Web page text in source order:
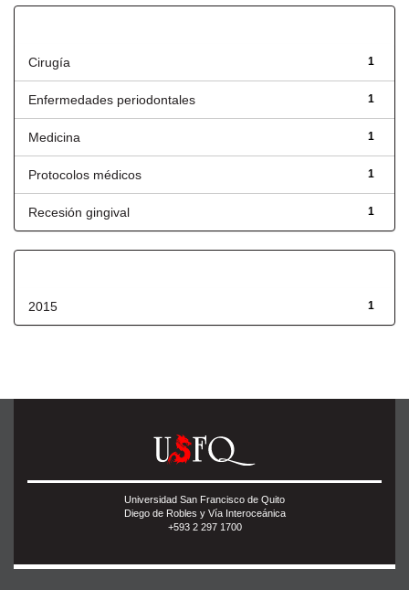
1
Cirugía
1
Enfermedades periodontales
1
Medicina
1
Protocolos médicos
1
Recesión gingival
1
2015
Universidad San Francisco de Quito
Diego de Robles y Vía Interoceánica
+593 2 297 1700